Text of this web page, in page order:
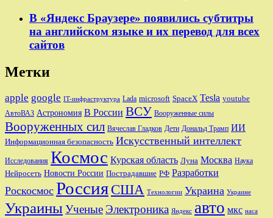
В «Яндекс Браузере» появились субтитры
на английском языке и их перевод для всех
сайтов
Метки
apple google IT-инфраструктура Lada microsoft SpaceX Tesla youtube
АвтоВАЗ Астрономия В России ВСУ Вооруженные силы
Вооруженных сил Вячеслав Гладков Дети Дональд Трамп ИИ
Информационная безопасность Искусственный интеллект
Исследования Космос Курская область Луна Москва Наука
Нейросеть Новости России Пострадавшие РФ Разработки
Роскосмос Россия США Технологии Украина Украине
УкраиныУченые Электроника Яндекс авто мкс наса